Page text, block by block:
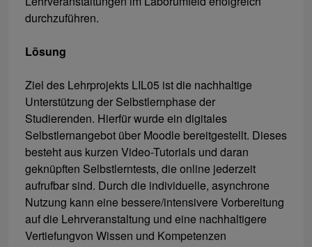
durchzuführen.
Lösung
Ziel des Lehrprojekts LIL05 ist die nachhaltige
Unterstützung der Selbstlernphase der
Studierenden. Hierfür wurde ein digitales
Selbstlernangebot über Moodle bereitgestellt. Dieses
besteht aus kurzen Video-Tutorials und daran
geknüpften Selbstlerntests, die online jederzeit
aufrufbar sind. Durch die individuelle, asynchrone
Nutzung kann eine bessere/intensivere Vorbereitung
auf die Lehrveranstaltung und eine nachhaltigere
Vertiefungvon Wissen und Kompetenzen